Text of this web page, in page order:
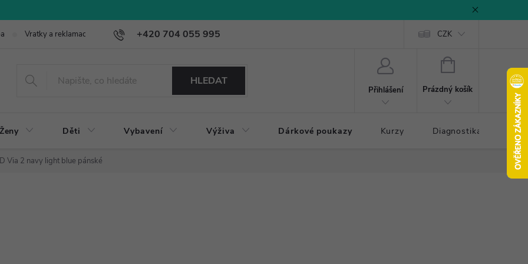
+420 704 055 995
Vratky a reklamace CZK
HLEDAT
Přihlášení
NÁKUPNÍ
Prázdný košík
Ženy Děti Vybavení Výživa Dárkové poukazy Kurzy Diagnostika došlapu
Via 2 navy light blue pánské